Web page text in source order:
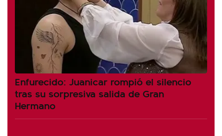
Enfurecido: Juanicar rompió el silencio
tras su sorpresiva salida de Gran
Hermano